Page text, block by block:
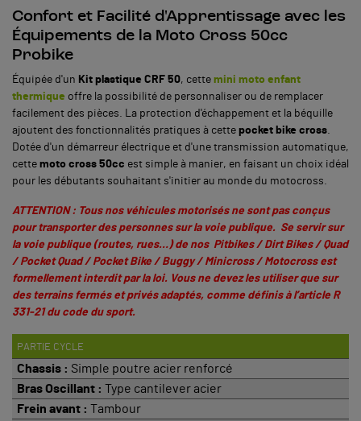
Confort et Facilité d'Apprentissage avec les
Équipements de la Moto Cross 50cc
Probike
Équipée d'un Kit plastique CRF 50, cette mini moto enfant
thermique offre la possibilité de personnaliser ou de remplacer
facilement des pièces. La protection d'échappement et la béquille
ajoutent des fonctionnalités pratiques à cette pocket bike cross
Dotée d'un démarreur électrique et d'une transmission automatique,
cette moto cross 50cc est simple à manier, en faisant un choix idéal
pour les débutants souhaitant s'initier au monde du motocross.
ATTENTION : Tous nos véhicules motorisés ne sont pas conçus
pour transporter des personnes sur la voie publique. Se servir sur
la voie publique (routes, rues…) de nos Pitbikes / Dirt Bikes / Quad
/ Pocket Quad / Pocket Bike / Buggy / Minicross / Motocross est
formellement interdit par la loi. Vous ne devez les utiliser que sur
des terrains fermés et privés adaptés, comme définis à l’article R
331-21 du code du sport.
PARTIE CYCLE
Chassis : Simple poutre acier renforcé
Bras Oscillant : Type cantilever acier
Frein avant : Tambour